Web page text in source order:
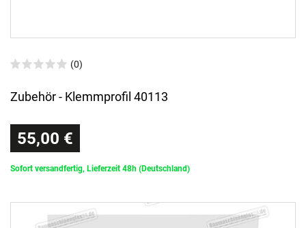
(0)
Zubehör - Klemmprofil 40113
55,00 €
Sofort versandfertig, Lieferzeit 48h (Deutschland)